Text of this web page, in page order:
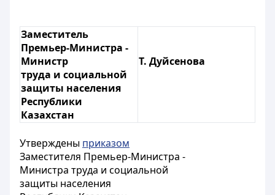
Заместитель
Премьер-Министра -
Министр
труда и социальной
защиты населения
Республики
Казахстан
Т. Дуйсенова
Утверждены приказом
Заместителя Премьер-Министра -
Министра труда и социальной
защиты населения